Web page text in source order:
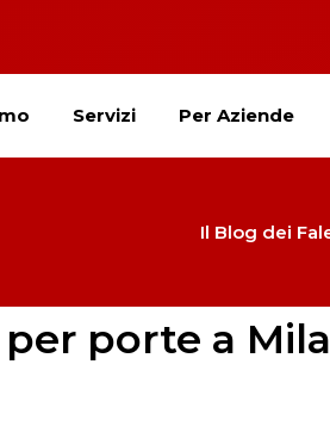
Servizi Per Aziende
Il Blog dei
porte a